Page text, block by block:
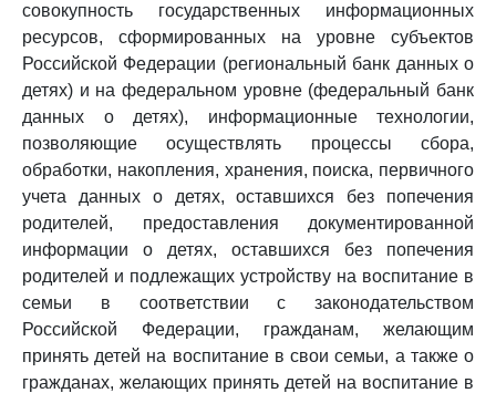
совокупность государственных информационных
ресурсов, сформированных на уровне субъектов
Российской Федерации (региональный банк данных о
детях) и на федеральном уровне (федеральный банк
данных о детях), информационные технологии,
позволяющие осуществлять процессы сбора,
обработки, накопления, хранения, поиска, первичного
учета данных о детях, оставшихся без попечения
родителей, предоставления документированной
информации о детях, оставшихся без попечения
родителей и подлежащих устройству на воспитание в
семьи в соответствии с законодательством
Российской Федерации, гражданам, желающим
принять детей на воспитание в свои семьи, а также о
гражданах, желающих принять детей на воспитание в